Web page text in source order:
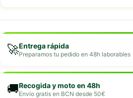
🚀Entrega rápida
Preparamos tu pedido en 48h laborables
🚚Recogida y moto en 48h
Envío gratis en BCN desde 50€